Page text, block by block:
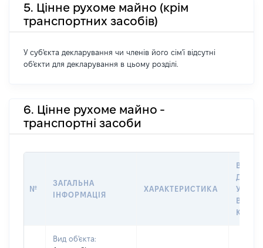
5. Цінне рухоме майно (крім
транспортних засобів)
У суб'єкта декларування чи членів його сім'ї відсутні
об'єкти для декларування в цьому розділі.
6. Цінне рухоме майно -
транспортні засоби
№
ЗАГАЛЬНА
ІНФОРМАЦІЯ
ХАРАКТЕРИСТИКА
ДАТУ
У
Вид об'єкта: